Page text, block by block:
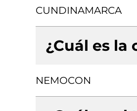
CUNDINAMARCA
¿Cuál es la
NEMOCON